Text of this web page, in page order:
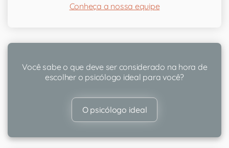
Conheça a nossa equipe
Você sabe o que deve ser considerado na hora de
escolher o psicólogo ideal para você?
O psicólogo ideal